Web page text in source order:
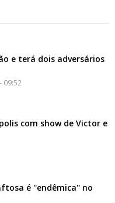
e terá dois adversários
- 09:52
com show de Victor e
é ''endêmica'' no